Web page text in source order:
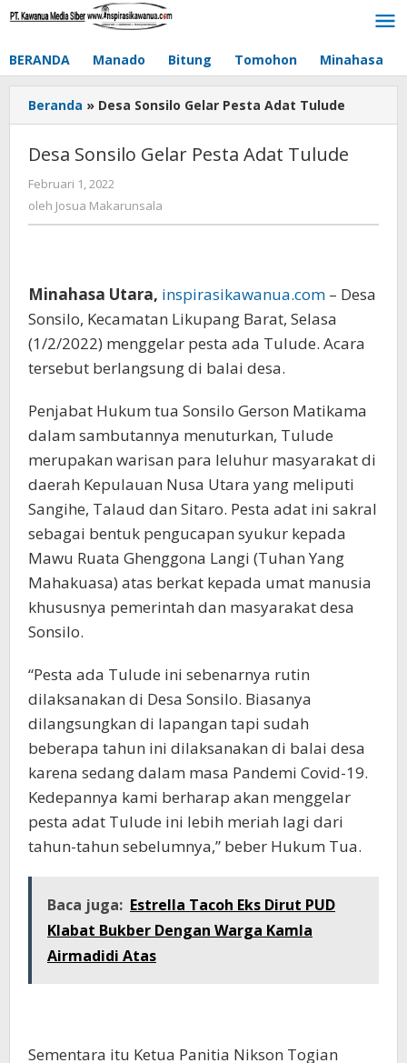
Lewati
BERANDA Manado Bitung Tomohon Minahasa
Beranda » Desa Sonsilo Gelar Pesta Adat Tulude
Desa Sonsilo Gelar Pesta Adat Tulude
Februari 1, 2022
Josua
oleh Josua Makarunsala
Minahasa Utara, inspirasikawanua.com – Desa
Sonsilo, Kecamatan Likupang Barat, Selasa
(1/2/2022) menggelar pesta ada Tulude. Acara
tersebut berlangsung di balai desa.
Penjabat Hukum tua Sonsilo Gerson Matikama
dalam sambutannya menuturkan, Tulude
merupakan warisan para leluhur masyarakat di
daerah Kepulauan Nusa Utara yang meliputi
Sangihe, Talaud dan Sitaro. Pesta adat ini sakral
sebagai bentuk pengucapan syukur kepada
Mawu Ruata Ghenggona Langi (Tuhan Yang
Mahakuasa) atas berkat kepada umat manusia
khususnya pemerintah dan masyarakat desa
Sonsilo.
“Pesta ada Tulude ini sebenarnya rutin
dilaksanakan di Desa Sonsilo. Biasanya
dilangsungkan di lapangan tapi sudah
beberapa tahun ini dilaksanakan di balai desa
karena sedang dalam masa Pandemi Covid-19.
Kedepannya kami berharap akan menggelar
pesta adat Tulude ini lebih meriah lagi dari
tahun-tahun sebelumnya,” beber Hukum Tua.
Baca juga: Estrella Tacoh Eks Dirut PUD
Klabat Bukber Dengan Warga Kamla
Airmadidi Atas
Sementara itu Ketua Panitia Nikson Togian